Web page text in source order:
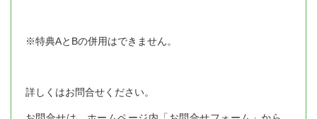
※特典AとBの併用はできません。
詳しくはお問合せください。